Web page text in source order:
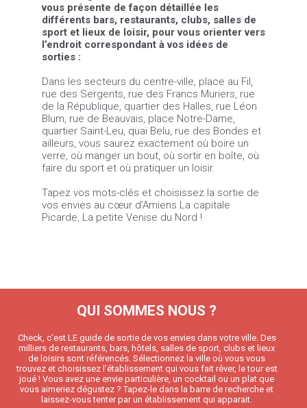
vous présente de façon détaillée les
différents bars, restaurants, clubs, salles de
sport et lieux de loisir, pour vous orienter vers
l’endroit correspondant à vos idées de
sorties :
Dans les secteurs du centre-ville, place au Fil,
rue des Sergents, rue des Francs Muriers, rue
de la République, quartier des Halles, rue Léon
Blum, rue de Beauvais, place Notre-Dame,
quartier Saint-Leu, quai Belu, rue des Bondes et
ailleurs, vous saurez exactement où boire un
verre, où manger un bout, où sortir en boîte, où
faire du sport et où pratiquer un loisir.
Tapez vos mots-clés et choisissez la sortie de
vos envies au cœur d’Amiens La capitale
Picarde, La petite Venise du Nord !
QUI SOMMES NOUS ?
Check, c’est LE guide de sortie de vos envies dans votre ville. Des
milliers de restaurants, bars, hôtels, salles de sport, clubs et lieux
de loisirs sont référencés. Sélectionnez la ville où vous vous
trouvez et choisissez l’établissement qui vous fait rêver, le tour est
joué ! Vous avez une envie particulière, un cocktail ou un plat que
vous aimeriez dégustez ? Tapez-le dans la barre de recherche et
laissez-vous tenter par un établissement qui apparait.